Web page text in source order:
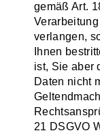
gemäß Art.
verlangen,
Ihnen
ist, Sie aber
Daten nicht
21 DSGVO